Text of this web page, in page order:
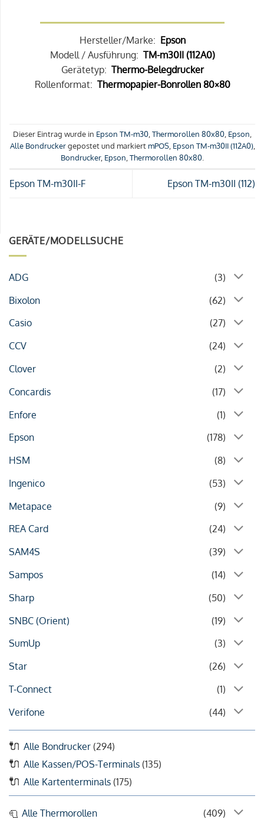
GERÄTE/MODELLSUCHE
ADG
(3)
Bixolon
(62)
Casio
(27)
CCV
(24)
Clover
(2)
Concardis
(17)
Enfore
(1)
Epson
(178)
HSM
(8)
Ingenico
(53)
Metapace
(9)
REA Card
(24)
SAM4S
(39)
Sampos
(14)
Sharp
(50)
SNBC (Orient)
(19)
SumUp
(3)
Star
(26)
T-Connect
(1)
Verifone
(44)
Alle Bondrucker (294)
Alle Kassen/POS-Terminals (135)
Alle Kartenterminals (175)
Alle Thermorollen
(409)
Hersteller/Marke: Epson
Modell / Ausführung: TM-m30II (112A0)
Gerätetyp: Thermo-Belegdrucker
Rollenformat: Thermopapier-Bonrollen 80×80
Dieser Eintrag wurde in Epson TM-m30,Thermorollen 80x80, Epson,
Alle Bondruckergepostet und markiertmPOS, Epson TM-m30II (112A0),
Bondrucker, Epson,Thermorollen 80x80.
Epson TM-m30II-F Epson TM-m30II (112)